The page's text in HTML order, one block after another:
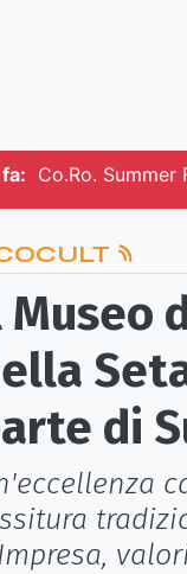
Co.Ro.
Museo
di